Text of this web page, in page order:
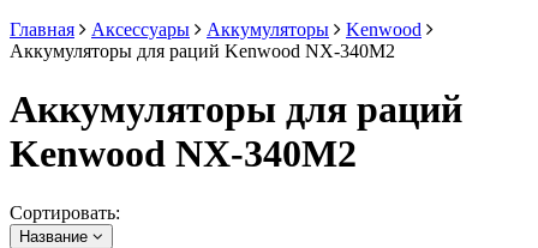
Главная
Аксессуары Аккумуляторы
Kenwood
Аккумуляторы для раций Kenwood NX-340M2
Аккумуляторы для раций
Kenwood NX-340M2
Сортировать:
Название